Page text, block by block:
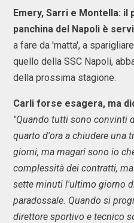
Emery, Sarri e Montella:
panchina del Napoli è
a fare da 'matta', a
quello della SSC Napoli,
della prossima stagione.
Carli forse esagera, ma
"Quando tutti sono convinti
quarto d'ora a chiudere una
giorni, ma magari sono io
complessità dei contratti,
sette minuti l'ultimo giorno
paradossale. Quando si
direttore sportivo e tecnico